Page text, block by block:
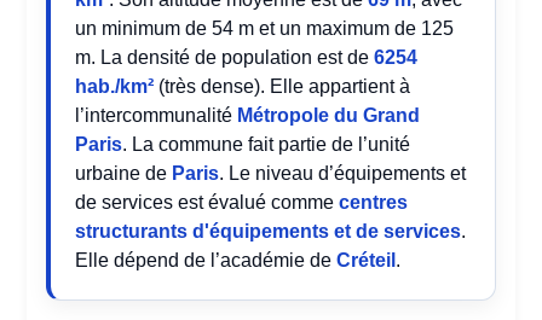
un minimum de 54 m et un maximum de 125
m. La densité de population est de6254
hab./km² (très dense). Elle appartient à
l’intercommunalité Métropole du Grand
Paris. La commune fait partie de l’unité
urbaine de Paris. Le niveau d’équipements et
de services est évalué commecentres
structurants d'équipements et de services.
Elle dépend de l’académie deCréteil .